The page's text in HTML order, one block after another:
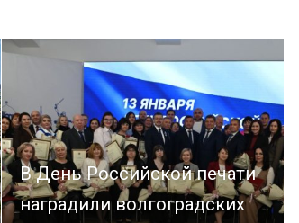
В День Российской печати
наградили волгоградских